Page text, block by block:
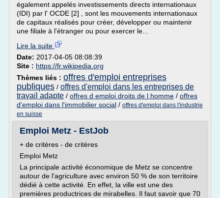
également appelés investissements directs internationaux
(IDI) par l' OCDE [2] , sont les mouvements internationaux
de capitaux réalisés pour créer, développer ou maintenir
une filiale à l'étranger ou pour exercer le...
Lire la suite
Date: 2017-04-05 08:08:39
Site : https://fr.wikipedia.org
Thèmes liés : offres d'emploi entreprises
publiques / offres d'emploi dans les entreprises de
travail adapte / offres d emploi droits de l homme / offres
d'emploi dans l'immobilier social / offres d'emploi dans l'industrie
en suisse
Emploi Metz - EstJob
+ de critères - de critères
Emploi Metz
La principale activité économique de Metz se concentre
autour de l'agriculture avec environ 50 % de son territoire
dédié à cette activité. En effet, la ville est une des
premières productrices de mirabelles. Il faut savoir que 70